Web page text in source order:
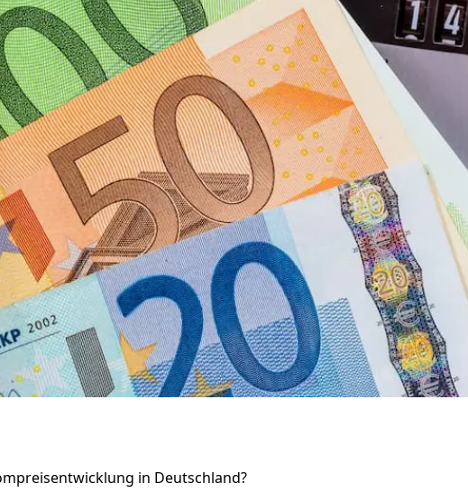
in Deutschland?